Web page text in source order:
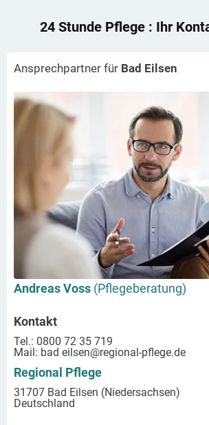
24 Stunde Pflege : Ihr
Ansprechpartner für Bad Eilsen
Andreas Voss (Pflegeberatung)
Kontakt
Tel.: 0800 72 35 719
Mail: bad eilsen@regional-pflege.de
Regional Pflege
31707 Bad Eilsen (Niedersachsen)
Deutschland